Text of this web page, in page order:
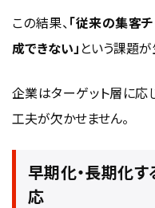
この結果、「従来の集客
成できない」 という課題が
企業はターゲット層に応
工夫が欠かせません。
早期化・長期化
応